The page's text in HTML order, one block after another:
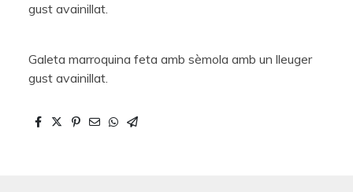
gust avainillat.
Galeta marroquina feta amb sèmola amb un lleuger
gust avainillat.